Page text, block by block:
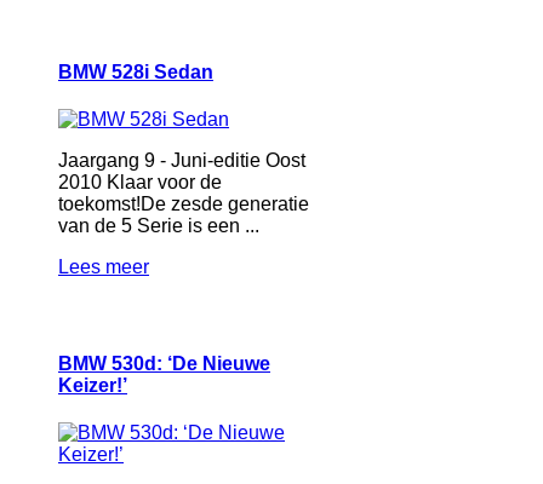
BMW 528i Sedan
Jaargang 9 - Juni-editie Oost
2010 Klaar voor de
toekomst!De zesde generatie
van de 5 Serie is een ...
Lees meer
BMW 530d: ‘De Nieuwe
Keizer!’